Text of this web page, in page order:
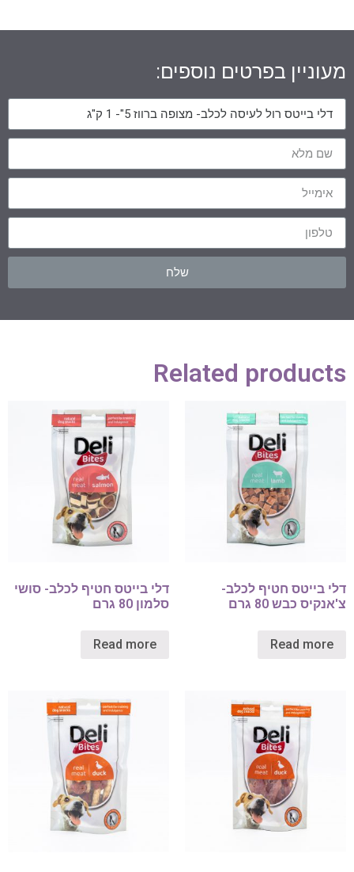
מעוניין בפרטים נוספים:
שלח
Related products
דלי בייטס חטיף לכלב-
צ'אנקיס כבש 80 גרם
Read more
דלי בייטס חטיף לכלב- סושי
סלמון 80 גרם
Read more